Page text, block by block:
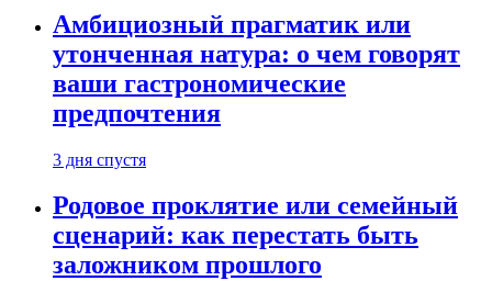
Амбициозный прагматик или
утонченная натура: о чем говорят
ваши гастрономические
предпочтения
3 дня спустя
Родовое проклятие или семейный
сценарий: как перестать быть
заложником прошлого